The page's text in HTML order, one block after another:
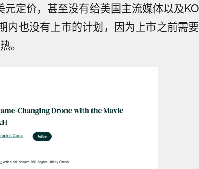
定价，甚至没有给美国主流媒体以及KO
内也没有上市的计划，因为上市之前需要
。